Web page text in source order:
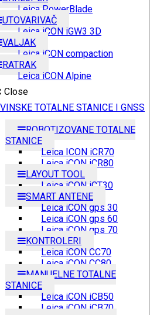
Leica PowerBlade
UTOVARIVAČ
Leica iCON iGW3 3D
VALJAK
Leica iCON compaction
RATRAK
Leica iCON Alpine
Close
TOTALNE STANICE I GNSS
ROBOTIZOVANE TOTALNE
STANICE
Leica ICON iCR70
Leica iCON iCR80
LAYOUT TOOL
Leica iCON iCT30
SMART ANTENE
Leica iCON gps 30
Leica iCON gps 60
Leica iCON gps 70
KONTROLERI
Leica iCON CC70
Leica iCON CC80
MANUELNE TOTALNE
STANICE
Leica iCON iCB50
Leica iCON iCB70